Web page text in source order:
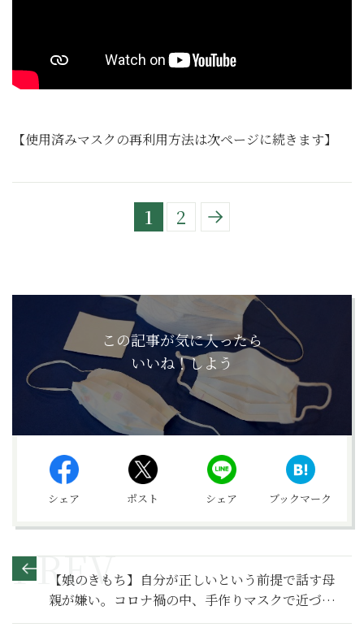
【使用済みマスクの再利用方法は次ページに続きます】
1 2
この記事が気に入ったら
いいね！しよう
シェア ポスト シェア ブックマーク
【娘のきもち】自分が正しいという前提で話す母
親が嫌い。コロナ禍の中、手作りマスクで近づい
た母親と娘～その２～